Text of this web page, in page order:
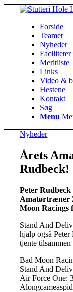
Forside
Teamet
Nyheder
Faciliteter
Meritliste
Links
Video &
Hestene
Kontakt
Søg
Menu
Nyheder
Årets
Rudbeck!
Peter Rudbeck
Amatørtræner
Moon Racings
Stand And
hjalp også
tjente
Bad Moon
Stand And
Air Force One: